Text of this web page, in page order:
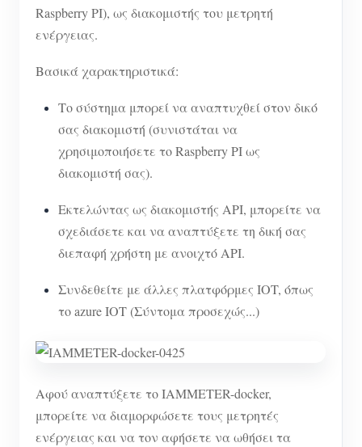
Raspberry PI), ως διακομιστής του μετρητή
ενέργειας.
Βασικά χαρακτηριστικά:
Το σύστημα μπορεί να αναπτυχθεί στον δικό
σας διακομιστή (συνιστάται να
χρησιμοποιήσετε το Raspberry PI ως
διακομιστή σας).
Εκτελώντας ως διακομιστής API, μπορείτε να
σχεδιάσετε και να αναπτύξετε τη δική σας
διεπαφή χρήστη με ανοιχτό API.
Συνδεθείτε με άλλες πλατφόρμες IOT, όπως
το azure IOT (Σύντομα προσεχώς...)
Αφού αναπτύξετε το IAMMETER-docker,
μπορείτε να διαμορφώσετε τους μετρητές
ενέργειας και να τον αφήσετε να ωθήσει τα